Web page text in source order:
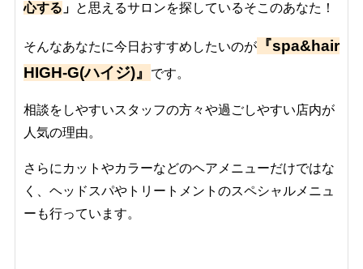
心する 」 と思えるサロンを探しているそこのあなた！
そんなあなたに今日おすすめしたいのが『spa&hair
HIGH-G(ハイジ)』
です。
相談をしやすいスタッフの方々や過ごしやすい店内が
人気の理由。
さらにカットやカラーなどのヘアメニューだけではな
く、ヘッドスパやトリートメントのスペシャルメニュ
ーも行っています。